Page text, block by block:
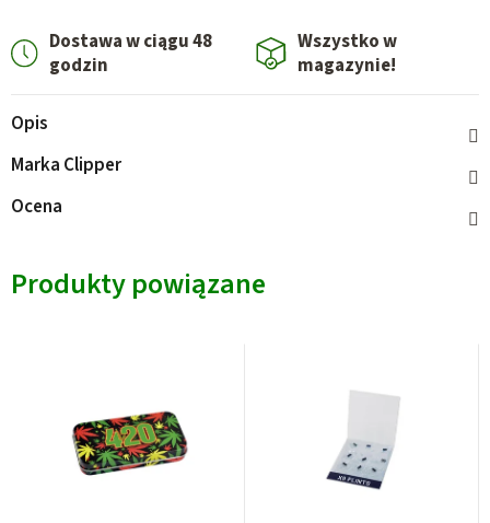
Dostawa w ciągu 48
godzin
Wszystko w
magazynie!
Opis
Marka Clipper
Ocena
Produkty powiązane